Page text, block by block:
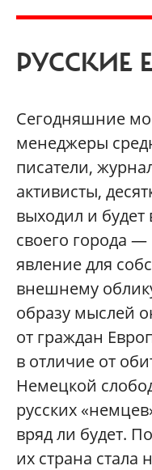
РУССКИЕ
Сегодняшние
менеджеры
писатели,
активисты,
выходил и
своего города
явление для
внешнему
образу мыслей
от граждан
в отличие от
Немецкой
русских
вряд ли будет.
их страна стала